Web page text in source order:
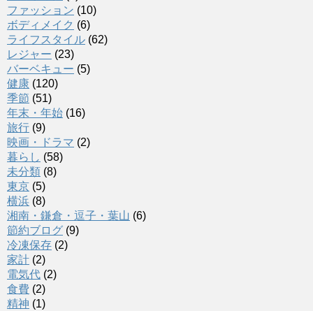
ファッション (10)
ボディメイク (6)
ライフスタイル (62)
レジャー (23)
バーベキュー (5)
健康 (120)
季節 (51)
年末・年始 (16)
旅行 (9)
映画・ドラマ (2)
暮らし (58)
未分類 (8)
東京 (5)
横浜 (8)
湘南・鎌倉・逗子・葉山 (6)
節約ブログ (9)
冷凍保存 (2)
家計 (2)
電気代 (2)
食費 (2)
精神 (1)